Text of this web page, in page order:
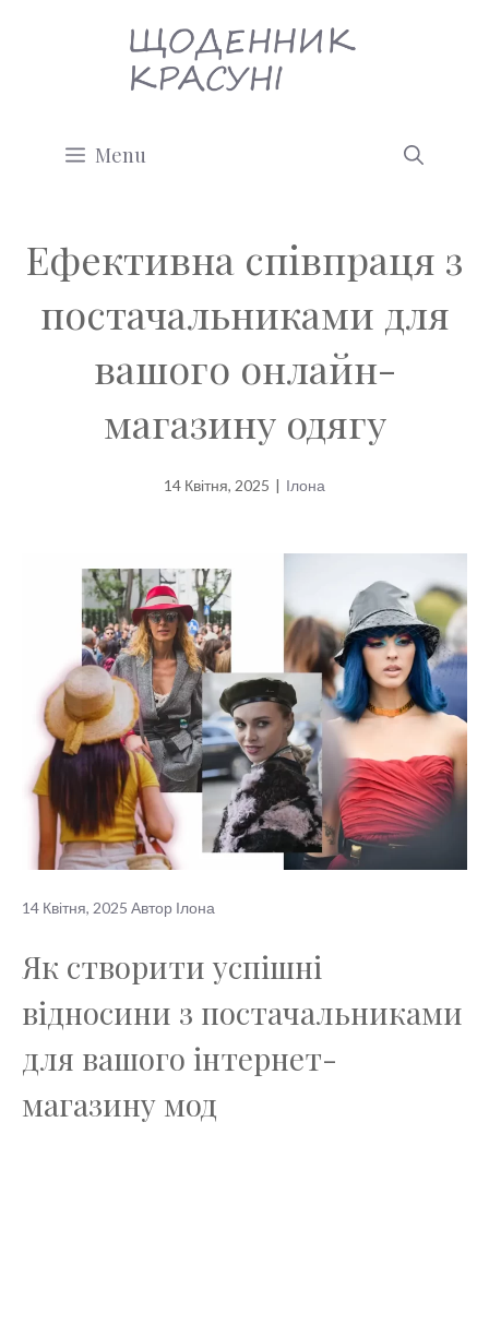
Menu
Ефективна співпраця з
постачальниками для
вашого онлайн-
магазину одягу
14 Квітня, 2025 | Ілона
14 Квітня, 2025 Автор Ілона
Як створити успішні
відносини з постачальниками
для вашого інтернет-
магазину мод